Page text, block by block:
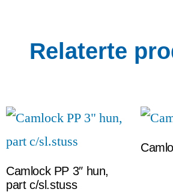
Relaterte
Camlock PP 3″ hun,
part c/sl.stuss